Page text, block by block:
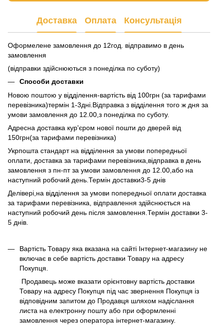
Доставка Оплата Консультація
Оформелене замовлення до 12год. відправимо в день
замовлення
(відправки здійснюються з понеділка по суботу)
Способи доставки
Новою поштою у відділення-вартість від 100грн (за тарифами
перевізника)термін 1-3дні.Відправка з відділення того ж дня за
умови замовлення до 12.00,з понеділка по суботу.
Адресна доставка кур'єром нової пошти до дверей від
150грн(за тарифами перевізника)
Укрпошта стандарт на відділення за умови попередньої
оплати, доставка за тарифами перевізника,відправка в день
замовлення з пн-пт за умови замовлення до 12.00,або на
наступний робочий день.Термін доставки3-5 днів
Делівері,на відділення за умови попередньої оплати доставка
за тарифами перевізника, відправлення здійснюється на
наступний робочий день після замовлення.Термін доставки 3-
5 днів.
Вартість Товару яка вказана на сайті Інтернет-магазину не
включає в себе вартість доставки Товару на адресу
Покупця.
Продавець може вказати орієнтовну вартість доставки
Товару на адресу Покупця під час звернення Покупця із
відповідним запитом до Продавця шляхом надіслання
листа на електронну пошту або при оформленні
замовлення через оператора інтернет-магазину.